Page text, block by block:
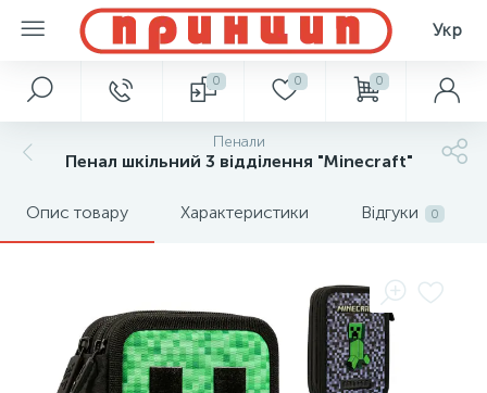
Укр
0 0 0
Пенали
Пенал шкільний 3 відділення "Minecraft"
Опис товару Характеристики Відгуки 0